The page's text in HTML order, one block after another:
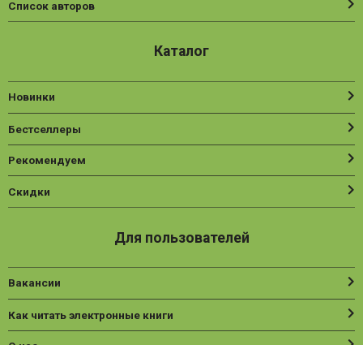
Список авторов
Каталог
Новинки
Бестселлеры
Рекомендуем
Скидки
Для пользователей
Вакансии
Как читать электронные книги